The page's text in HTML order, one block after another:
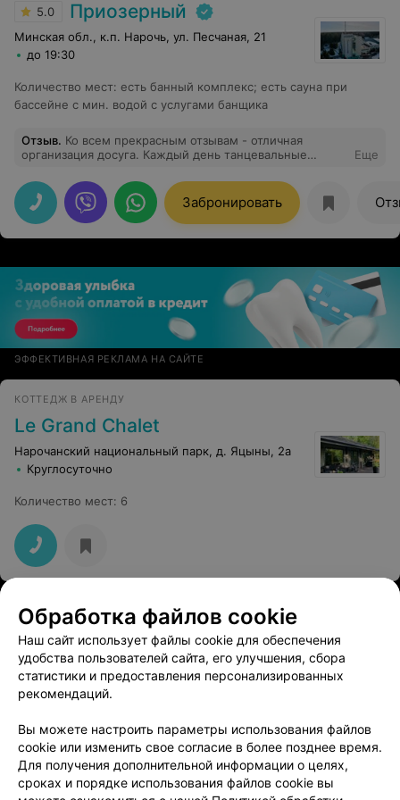
тихого, экологичного деревенского отдыха и
шикарных городских условий стоит того. Рекомендую!
5.0 Приозерный
Минская обл., к.п. Нарочь, ул. Песчаная, 21
до 19:30
Количество мест: есть банный комплекс; есть сауна при
бассейне с мин. водой с услугами банщика
Отзыв. Ко всем прекрасным отзывам - отличная
организация досуга. Каждый день танцевальные
всего персонала санатория. Поезжайте, отдыхайте,
лечитесь, - не пожалеете!
Еще
Забронировать
ЭФФЕКТИВНАЯ РЕКЛАМА НА САЙТЕ
КОТТЕДЖ В АРЕНДУ
Le Grand Chalet
Нарочанский национальный парк, д. Яцыны, 2а
Круглосуточно
Количество мест: 6
САНАТОРИЙ
Нарочанка
Минская обл. к.п.. Нарочь ул. Туристская, 12А
до 20:00
Обработка файлов cookie
Наш сайт использует файлы cookie для обеспечения
удобства пользователей сайта, его улучшения, сбора
статистики и предоставления персонализированных
рекомендаций.
Вы можете настроить параметры использования файлов
cookie или изменить свое согласие в более позднее время.
Для получения дополнительной информации о целях,
сроках и порядке использования файлов cookie вы